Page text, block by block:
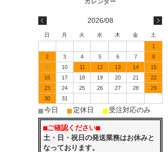
2026/08
日 月 火 水 木 金
土
1
2
3 4 5 6 7
8
9
10 11 12 13 14
15
16
17 18 19 20 21
22
23
24 25 26 27 28
29
30
31
■今日 ■定休日 ■受注対応のみ
■ご確認ください■
土・日・祝日の発送業務はお休みと
なっております。